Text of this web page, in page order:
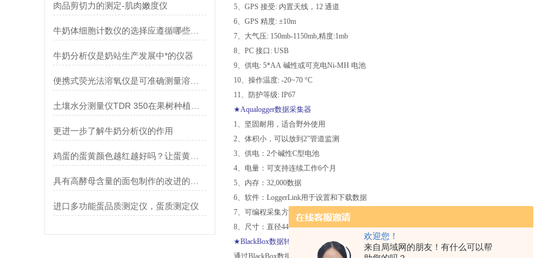
欢迎您！
来自局域网的朋友！有什么可以帮
肉品剪切力的测定-肌肉嫩度仪
牛奶体细胞计数仪的选择应遵循哪些因素
牛奶分析仪是奶站生产发展中*的仪器
更进一步了解牛奶分析仪的作用
鸡蛋的蛋黄颜色越红越好吗？让蛋黄比色卡/蛋黄比色扇来帮忙
进口多功能蛋品质测定仪，蛋质测定仪
5、GPS 接受: 内置天线，12 通道
6、GPS 精度: ±10m
7、大气压: 150mb-1150mb,精度:1mb
8、PC 接口: USB
9、供电: 5*AA 碱性或可充电Ni-MH 电池
10、操作温度: -20~70 °C
11、防护等级: IP67
★Aqualogger数据采集器
1、坚固耐用，适合野外使用
2、体积小，可以放到2”管道监测
3、供电：2个碱性C型电池
4、电量：可支持连续工作6个月
5、内存：32,000数据
6、软件：LoggerLink用于设置和下载数据
7、可编程采集方案，或事件激发采集数据
8、尺寸：直径44mm ，长度250mm
★BlackBox数据转换器+第三方数采
通过BlackBox数据转换器将水质传感 器